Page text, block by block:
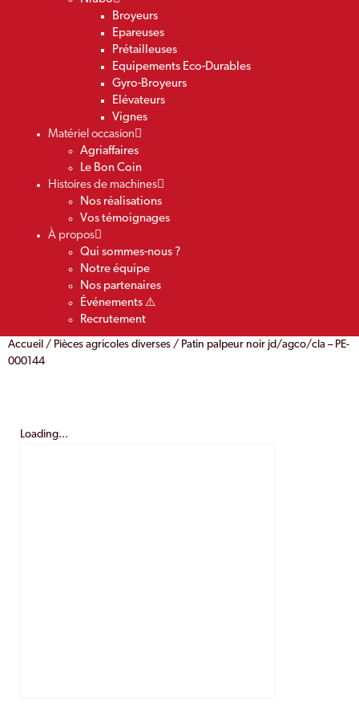
Broyeurs
Epareuses
Prétailleuses
Equipements Eco-Durables
Gyro-Broyeurs
Elévateurs
Vignes
Matériel occasion
Agriaffaires
Le Bon Coin
Histoires de machines
Nos réalisations
Vos témoignages
À propos
Qui sommes-nous ?
Notre équipe
Nos partenaires
Événements ⚠️
Recrutement
Accueil / Pièces agricoles diverses / Patin palpeur noir jd/agco/cla – PE-
000144
Loading...